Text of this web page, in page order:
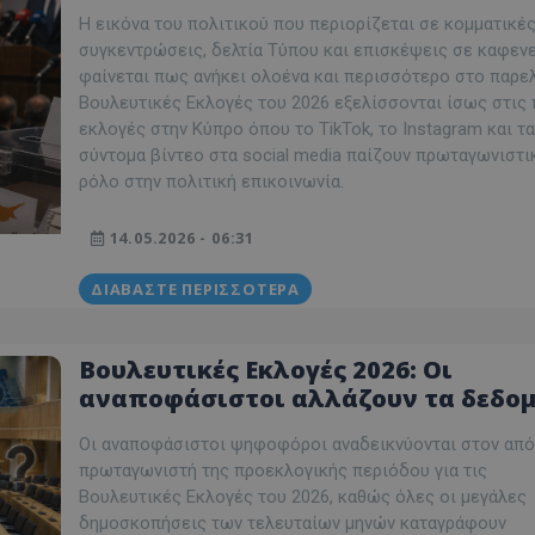
Η εικόνα του πολιτικού που περιορίζεται σε κομματικές
συγκεντρώσεις, δελτία Τύπου και επισκέψεις σε
φαίνεται πως ανήκει ολοένα και περισσότερο στο
Βουλευτικές Εκλογές του 2026 εξελίσσονται ίσως
εκλογές στην Κύπρο όπου το TikTok, το Instagram και τα
σύντομα βίντεο στα social media παίζουν
ρόλο στην πολιτική επικοινωνία.
14.05.2026 - 06:31
ΔΙΑΒΆΣΤΕ ΠΕΡΙΣΣΌΤΕΡΑ
Βουλευτικές Εκλογές 2026: Οι
αναποφάσιστοι αλλάζουν τα
κομμάτων
Οι αναποφάσιστοι ψηφοφόροι αναδεικνύονται στον
πρωταγωνιστή της προεκλογικής περιόδου για τις
Βουλευτικές Εκλογές του 2026, καθώς όλες οι μεγάλες
δημοσκοπήσεις των τελευταίων μηνών καταγράφουν
και ρομπότ.
για τον
κάνει έγκυρες
τη χρήση του
Microsoft Corporation
lifenewscy.tothemaonline.com
συνεδρία
Αυτό το cookie
Doubleclick και
πληροφορίες
με τον οποίο ο
ιστοσελίδας ή
τις υπηρεσίες
www.tothemaonline.com
2 μέρες
από την
προτιμήσεις
επισκέπτη Είναι
banner cookie
να λειτουργεί